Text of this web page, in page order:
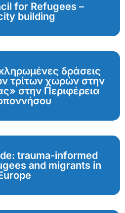
for Refugees –
building
δράσεις
τρίτων χωρών στην
στην Περιφέρεια
trauma-informed
and migrants in